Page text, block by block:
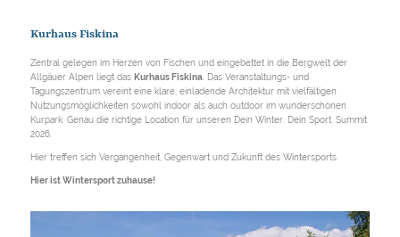
Kurhaus Fiskina
Zentral gelegen im Herzen von Fischen und eingebettet in die Bergwelt der
Allgäuer Alpen liegt das Kurhaus Fiskina . Das Veranstaltungs- und
Tagungszentrum vereint eine klare, einladende Architektur mit vielfältigen
Nutzungsmöglichkeiten sowohl indoor als auch outdoor im wunderschönen
Kurpark. Genau die richtige Location für unseren Dein Winter. Dein Sport. Summit
2026.
Hier treffen sich Vergangenheit, Gegenwart und Zukunft des Wintersports.
Hier ist Wintersport zuhause!